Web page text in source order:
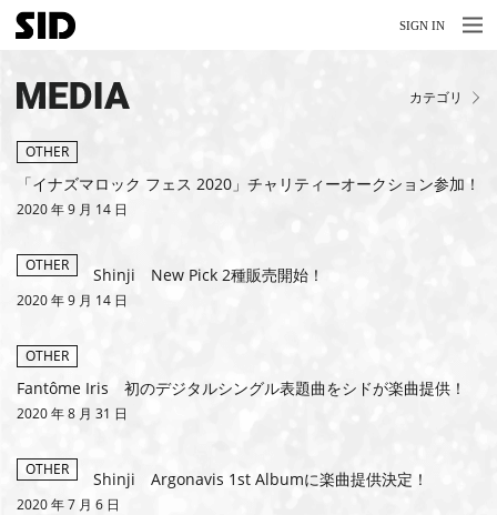
SIGN IN
MOVIES
BIOGRAPHY
FAQ
MEDIA カテゴリ
OTHER
「イナズマロック フェス 2020」チャリティーオークション参加！
2020 年 9 月 14 日
OTHER Shinji New Pick 2種販売開始！
2020 年 9 月 14 日
OTHER
Fantôme Iris 初のデジタルシングル表題曲をシドが楽曲提供！
2020 年 8 月 31 日
OTHER Shinji Argonavis 1st Albumに楽曲提供決定！
2020 年 7 月 6 日